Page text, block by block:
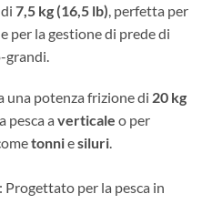
7,5 kg (16,5 lb) , perfetta per
e per la gestione di prede di
una potenza frizione di 20 kg
pesca a verticale o per
tonniesiluri.
Progettato per la pesca in